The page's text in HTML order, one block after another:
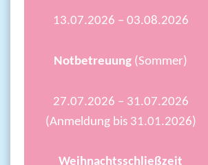
13.07.2026 – 03.08.2026
Notbetreuung (Sommer)
27.07.2026 – 31.07.2026
(Anmeldung bis 31.01.2026)
Weihnachtsschließzeit